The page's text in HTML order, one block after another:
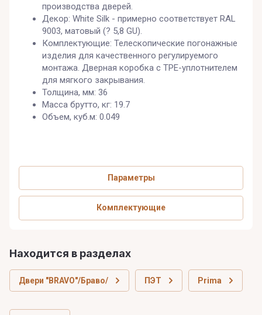
производства дверей.
Декор: White Silk - примерно соответствует RAL
9003, матовый (? 5,8 GU).
Комплектующие: Телескопические погонажные
изделия для качественного регулируемого
монтажа. Дверная коробка с TPE-уплотнителем
для мягкого закрывания.
Толщина, мм: 36
Масса брутто, кг: 19.7
Объем, куб.м: 0.049
Параметры
Комплектующие
Находится в разделах
Двери "BRAVO"/Браво/ ПЭТ Prima